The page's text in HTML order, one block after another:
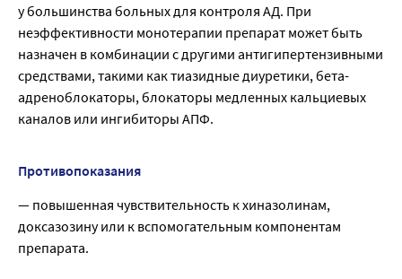
у большинства больных для контроля АД. При
неэффективности монотерапии препарат может быть
назначен в комбинации с другими антигипертензивными
средствами, такими как тиазидные диуретики, бета-
адреноблокаторы, блокаторы медленных кальциевых
каналов или ингибиторы АПФ.
Противопоказания
— повышенная чувствительность к хиназолинам,
доксазозину или к вспомогательным компонентам
препарата.